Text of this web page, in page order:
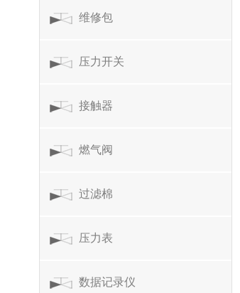
维修包
压力开关
接触器
燃气阀
过滤棉
压力表
数据记录仪